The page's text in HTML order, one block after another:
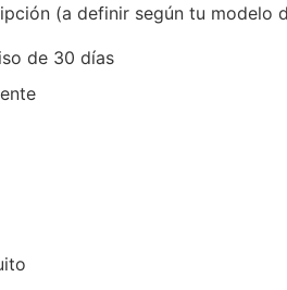
(a definir según tu modelo
de 30 días